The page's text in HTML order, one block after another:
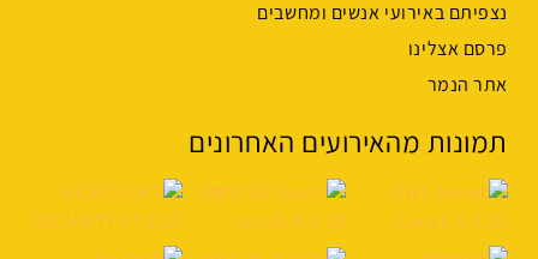
נצפיתם באירועי אנשים ומחשבים
פרסם אצלינו
אתר הנמר
תמונות מהאירועים האחרונים